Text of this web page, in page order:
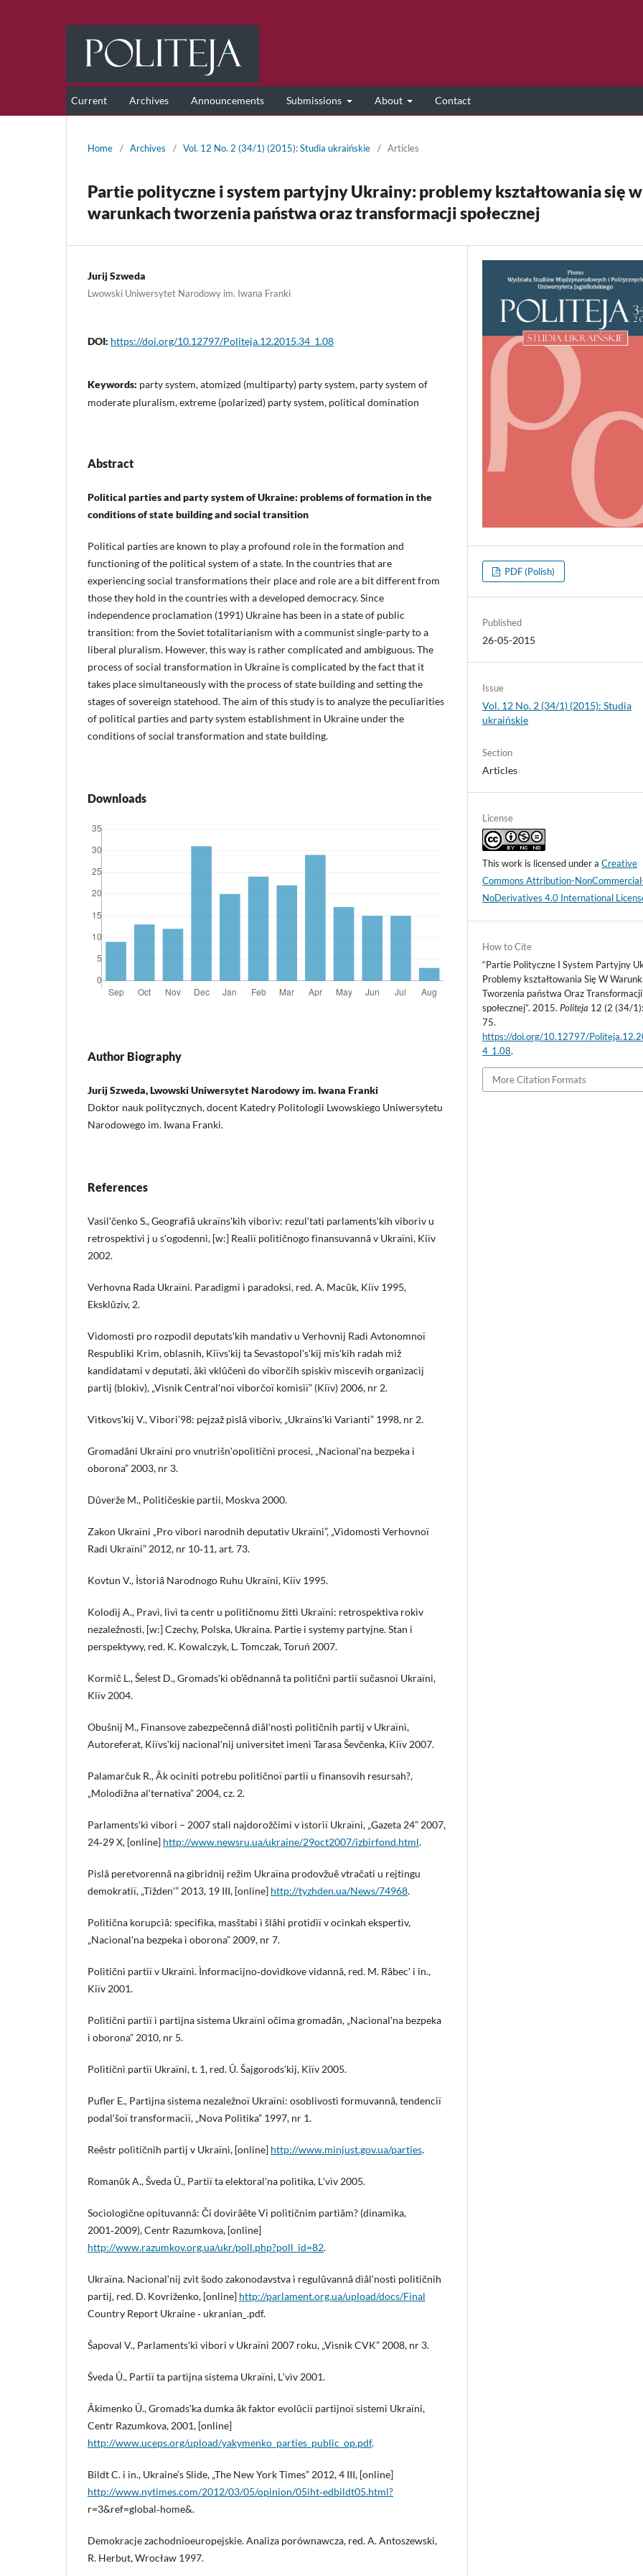
Current Archives Announcements Submissions About Contact
Home / Archives / Vol. 12 No. 2 (34/1) (2015): Studia ukraińskie / Articles
Partie polityczne i system partyjny Ukrainy: problemy kształtowania się w
warunkach tworzenia państwa oraz transformacji społecznej
Jurij Szweda
Lwowski Uniwersytet Narodowy im. Iwana Franki
DOI: https://doi.org/10.12797/Politeja.12.2015.34_1.08
Keywords: party system, atomized (multiparty) party system, party system of
moderate pluralism, extreme (polarized) party system, political domination
Abstract
Political parties and party system of Ukraine: problems of formation in the
conditions of state building and social transition
Political parties are known to play a profound role in the formation and
functioning of the political system of a state. In the countries that are
experiencing social transformations their place and role are a bit different from
those they hold in the countries with a developed democracy. Since
independence proclamation (1991) Ukraine has been in a state of public
transition: from the Soviet totalitarianism with a communist single-party to a
liberal pluralism. However, this way is rather complicated and ambiguous. The
process of social transformation in Ukraine is complicated by the fact that it
takes place simultaneously with the process of state building and setting the
stages of sovereign statehood. The aim of this study is to analyze the peculiarities
of political parties and party system establishment in Ukraine under the
conditions of social transformation and state building.
Downloads
Author Biography
Jurij Szweda, Lwowski Uniwersytet Narodowy im. Iwana Franki
Doktor nauk politycznych, docent Katedry Politologii Lwowskiego Uniwersytetu
Narodowego im. Iwana Franki.
References
Vasilʹčenko S., Geografìâ ukraïnsʹkih viborìv: rezulʹtati parlamentsʹkih viborìv u
retrospektivì j u sʹogodennì, [w:] Realìï polìtičnogo fìnansuvannâ v Ukraïnì, Kiïv
2002.
Verhovna Rada Ukraïni. Paradigmi ì paradoksi, red. A. Macûk, Kiïv 1995,
Eksklûziv, 2.
Vìdomostì pro rozpodìl deputatsʹkih mandatìv u Verhovnìj Radì Avtonomnoï
Respublìki Krim, oblasnih, Kiïvsʹkìj ta Sevastopolʹsʹkìj mìsʹkih radah mìž
kandidatami v deputati, âkì vklûčenì do viborčih spiskìv mìscevih organìzacìj
partìj (blokìv), „Vìsnik Centralʹnoï viborčoï komìsìï” (Kiïv) 2006, nr 2.
Vìtkovsʹkij V., Vibori’98: pejzaž pìslâ viborìv, „Ukraïnsʹkì Varìanti” 1998, nr 2.
Gromadâni Ukraïni pro vnutrìšnʹopolìtičnì procesi, „Nacìonalʹna bezpeka ì
oborona” 2003, nr 3.
Dûverže M., Političeskie partii, Moskva 2000.
Zakon Ukraïni „Pro vibori narodnih deputatìv Ukraïni”, „Vìdomostì Verhovnoï
Radi Ukraïni” 2012, nr 10‑11, art. 73.
Kovtun V., Ìstorìâ Narodnogo Ruhu Ukraïni, Kiïv 1995.
Kolodìj A., Pravì, lìvì ta centr u polìtičnomu žittì Ukraïni: retrospektiva rokìv
nezaležnostì, [w:] Czechy, Polska, Ukraina. Partie i systemy partyjne. Stan i
perspektywy, red. K. Kowalczyk, L. Tomczak, Toruń 2007.
Kormič L., Šelest D., Gromadsʹkì ob’êdnannâ ta polìtičnì partìï sučasnoï Ukraïni,
Kiïv 2004.
Obušnij M., Fìnansove zabezpečennâ dìâlʹnostì polìtičnih partìj v Ukraïnì,
Autoreferat, Kiïvsʹkij nacìonalʹnij unìversitet ìmenì Tarasa Ševčenka, Kiïv 2007.
Palamarčuk R., Âk ocìniti potrebu polìtičnoï partìï u fìnansovih resursah?,
„Molodìžna alʹternativa” 2004, cz. 2.
Parlamentsʹkì vibori – 2007 stali najdorožčimi v ìstorìï Ukraïni, „Gazeta 24” 2007,
24‑29 X, [online] http://www.newsru.ua/ukraine/29oct2007/izbirfond.html.
Pìslâ peretvorennâ na gìbridnij režim Ukraïna prodovžuê vtračati u rejtingu
demokratìï, „Tiždenʹ” 2013, 19 III, [online] http://tyzhden.ua/News/74968.
Polìtična korupcìâ: specifìka, masštabi ì šlâhi protidìï v ocìnkah ekspertìv,
„Nacìonalʹna bezpeka ì oborona” 2009, nr 7.
Polìtičnì partìï v Ukraïnì. Ìnformacìjno‑dovìdkove vidannâ, red. M. Râbecʹ i in.,
Kiïv 2001.
Polìtičnì partìï ì partìjna sistema Ukraïni očima gromadân, „Nacìonalʹna bezpeka
ì oborona” 2010, nr 5.
Polìtičnì partìï Ukraïni, t. 1, red. Û. Šajgorodsʹkij, Kiïv 2005.
Pufler E., Partìjna sistema nezaležnoï Ukraïni: osoblivostì formuvannâ, tendencìï
podalʹšoï transformacìï, „Nova Polìtika” 1997, nr 1.
Reêstr polìtičnih partìj v Ukraïnì, [online] http://www.minjust.gov.ua/parties.
Romanûk A., Šveda Û., Partìï ta elektoralʹna polìtika, Lʹvìv 2005.
Socìologìčne opituvannâ: Či dovìrâête Vi polìtičnim partìâm? (dinamìka,
2001‑2009), Centr Razumkova, [online]
http://www.razumkov.org.ua/ukr/poll.php?poll_id=82.
Ukraïna. Nacìonalʹnij zvìt ŝodo zakonodavstva ì regulûvannâ dìâlʹnostì polìtičnih
partìj, red. D. Kovriženko, [online] http://parlament.org.ua/upload/docs/Final
Country Report Ukraine ‑ ukranian_.pdf.
Šapoval V., Parlamentsʹkì vibori v Ukraïnì 2007 roku, „Vìsnik CVK” 2008, nr 3.
Šveda Û., Partìï ta partìjna sistema Ukraïni, Lʹvìv 2001.
Âkimenko Û., Gromadsʹka dumka âk faktor evolûcìï partìjnoï sistemi Ukraïni,
Centr Razumkova, 2001, [online]
http://www.uceps.org/upload/yakymenko_parties_public_op.pdf.
Bildt C. i in., Ukraine’s Slide, „The New York Times” 2012, 4 III, [online]
http://www.nytimes.com/2012/03/05/opinion/05iht‑edbildt05.html?
r=3&ref=global‑home&.
Demokracje zachodnioeuropejskie. Analiza porównawcza, red. A. Antoszewski,
R. Herbut, Wrocław 1997.
PDF (Polish)
Published
26-05-2015
Issue
Vol. 12 No. 2 (34/1) (2015): Studia
ukraińskie
Section
Articles
License
This work is licensed under aCreative
Commons Attribution-
NoDerivatives 4.0 International
How to Cite
“Partie Polityczne I System Partyjny
Problemy kształtowania Się W
Tworzenia państwa Oraz Transformacji
społecznej”. 2015. Politeja 12 (2 (34/
75.
https://doi.org/10.12797/
4_1.08.
More Citation Formats